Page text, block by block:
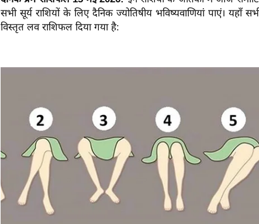
सभी सूर्य राशियों के लिए दैनिक ज्योतिषीय भविष्यवाणियां पाएं। यहाँ
विस्तृत लव राशिफल दिया गया है: